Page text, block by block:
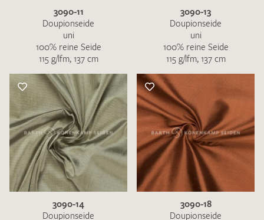
3090-11
Doupionseide
uni
100% reine Seide
115 g/lfm, 137 cm
3090-13
Doupionseide
uni
100% reine Seide
115 g/lfm, 137 cm
3090-14
Doupionseide
3090-18
Doupionseide